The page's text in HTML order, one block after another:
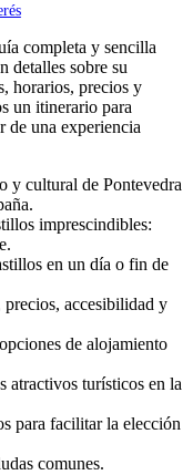
completa y sencilla
detalles sobre su
horarios, precios y
un itinerario para
de una experiencia
y cultural de Pontevedra
imprescindibles:
en un día o fin de
accesibilidad y
de alojamiento
atractivos turísticos en la
para facilitar la elección
comunes.